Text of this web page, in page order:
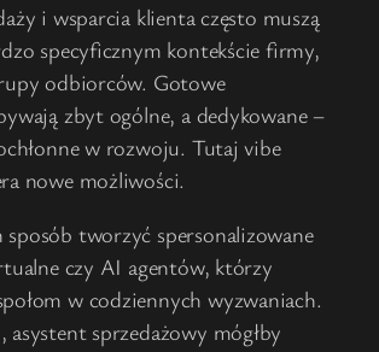
i wsparcia klienta często muszą
specyficznym kontekście firmy,
odbiorców. Gotowe
zbyt ogólne, a dedykowane –
w rozwoju. Tutaj vibe
nowe możliwości.
tworzyć spersonalizowane
czy AI agentów, którzy
w codziennych wyzwaniach.
asystent sprzedażowy mógłby